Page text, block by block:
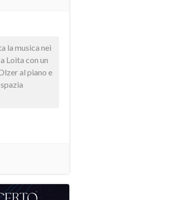
la musica nei
Loita con un
al piano e